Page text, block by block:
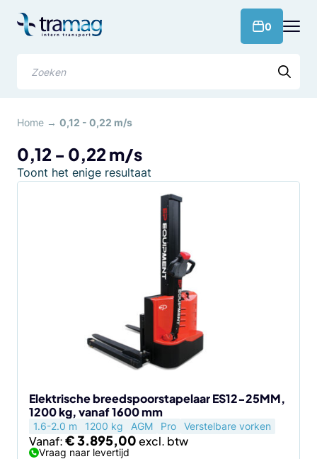
naar
0
Home → 0,12 - 0,22 m/s
0,12 - 0,22 m/s
Toont het enige resultaat
Elektrische breedspoorstapelaar ES12-25MM,
1200 kg, vanaf 1600 mm
1.6-2.0 m 1200 kg AGM Pro Verstelbare vorken
Vanaf:€3.895,00
Vraag naar levertijd
de
productpagina